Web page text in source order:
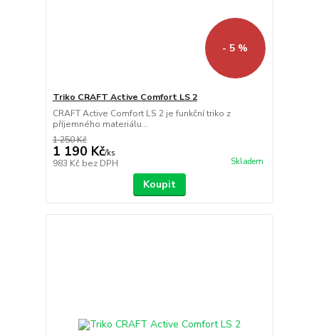
- 5 %
Triko CRAFT Active Comfort LS 2
CRAFT Active Comfort LS 2 je funkční triko z
příjemného materiálu...
1 250 Kč
1 190 Kč/ks
983 Kč bez DPH Skladem
Koupit